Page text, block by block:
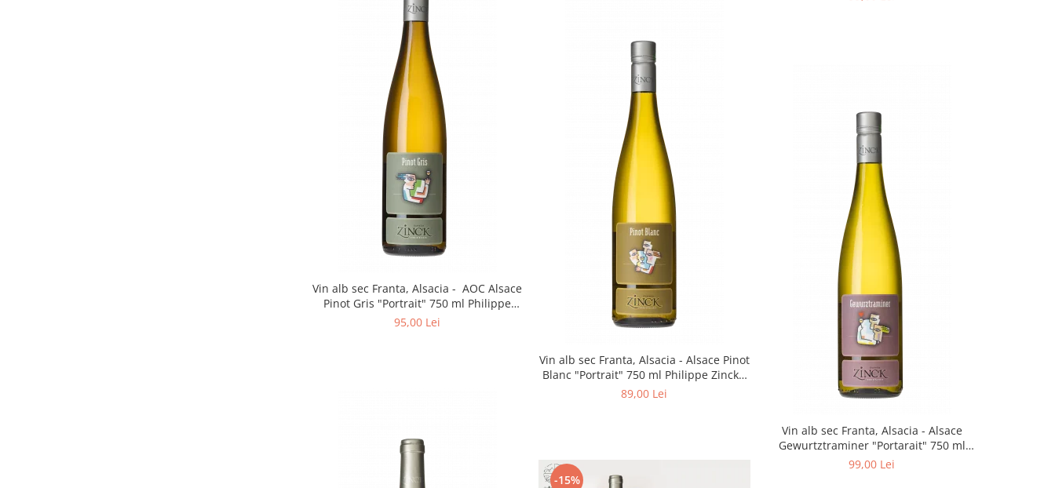
Vin alb sec Franta, Alsacia - AOC Alsace
Pinot Gris "Portrait" 750 ml Philippe
Zinck- Domaine Zinck
95,00 Lei
Vin alb sec Franta, Alsacia - Alsace Pinot
Blanc "Portrait" 750 ml Philippe Zinck -
Domaine Zinck
89,00 Lei
Vin alb sec Franta, Alsacia - Alsace
Gewurtztraminer "Portarait" 750 ml
Philippe Zinck - Domaine Zinck
99,00 Lei
-15%